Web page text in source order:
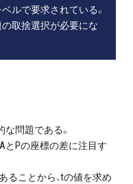
ルで要求されている。
取捨選択が必要にな
問題である。
とPの座標の差に注目す
ることから、tの値を求め